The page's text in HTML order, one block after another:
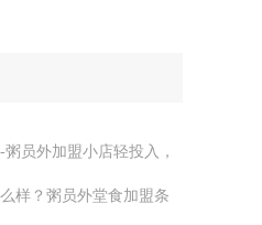
员外加盟小店轻投入，
样？粥员外堂食加盟条